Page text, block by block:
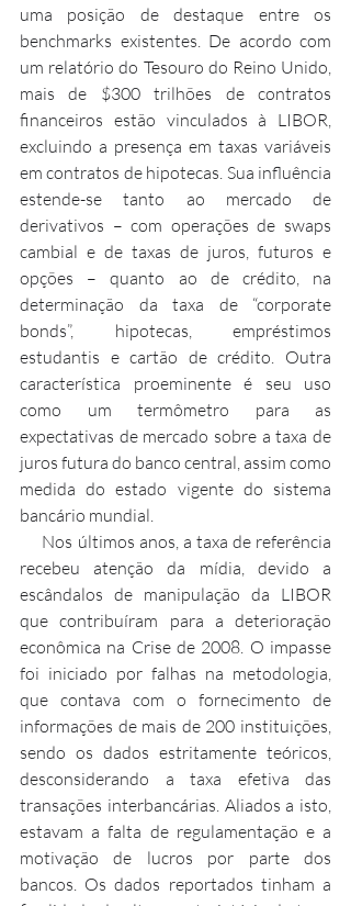
uma posição de destaque entre os
benchmarks existentes. De acordo com
um relatório do Tesouro do Reino Unido,
mais de $300 trilhões de contratos
financeiros estão vinculados à LIBOR,
excluindo a presença em taxas variáveis
em contratos de hipotecas. Sua influência
estende-se tanto ao mercado de
derivativos – com operações de swaps
cambial e de taxas de juros, futuros e
opções – quanto ao de crédito, na
determinação da taxa de “corporate
bonds”, hipotecas, empréstimos
estudantis e cartão de crédito. Outra
característica proeminente é seu uso
como um termômetro para as
expectativas de mercado sobre a taxa de
juros futura do banco central, assim como
medida do estado vigente do sistema
bancário mundial.
recebeu atenção da mídia, devido a
escândalos de manipulação da LIBOR
que contribuíram para a deterioração
econômica na Crise de 2008. O impasse
foi iniciado por falhas na metodologia,
que contava com o fornecimento de
informações de mais de 200 instituições,
sendo os dados estritamente teóricos,
desconsiderando a taxa efetiva das
transações interbancárias. Aliados a isto,
estavam a falta de regulamentação e a
motivação de lucros por parte dos
bancos. Os dados reportados tinham a